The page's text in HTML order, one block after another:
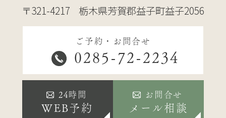
〒321-4217 栃木県芳賀郡益子町益子2056
ご予約・お問合せ
0285-72-2234
24時間
WEB予約
お問合せ
メール相談